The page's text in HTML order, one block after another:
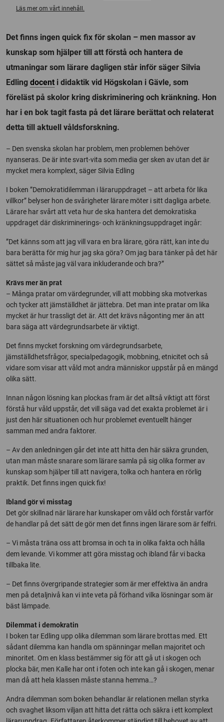
Läs mer om vårt innehåll.
Det finns ingen quick fix för skolan – men massor av
kunskap som hjälper till att förstå och hantera de
utmaningar som lärare dagligen står inför säger Silvia
Edling docent i didaktik vid Högskolan i Gävle, som
föreläst på skolor kring diskriminering och kränkning. Hon
har i en bok tagit fasta på det lärare berättat och relaterat
detta till aktuell våldsforskning.
– Den svenska skolan har problem, men problemen behöver
nyanseras. De är inte svart-vita som media ger sken av utan det är
mycket mera komplext, säger Silvia Edling
I boken ”Demokratidilemman i läraruppdraget – att arbeta för lika
villkor” belyser hon de svårigheter lärare möter i sitt dagliga arbete.
Lärare har svårt att veta hur de ska hantera det demokratiska
uppdraget där diskriminerings- och kränkningsuppdraget ingår:
”Det känns som att jag vill vara en bra lärare, göra rätt, kan inte du
bara berätta för mig hur jag ska göra? Om jag bara tänker på det här
sättet så måste jag väl vara inkluderande och bra?”
Krävs mer än prat
– Många pratar om värdegrunder, vill att mobbing ska motverkas
och tycker att jämställdhet är jättebra. Det man inte pratar om lika
mycket är hur trassligt det är. Att det krävs någonting mer än att
bara säga att värdegrundsarbete är viktigt.
Det finns mycket forskning om värdegrundsarbete,
jämställdhetsfrågor, specialpedagogik, mobbning, etnicitet och så
vidare som visar att våld mot andra människor uppstår på en mängd
olika sätt.
Innan någon lösning kan plockas fram är det alltså viktigt att först
förstå hur våld uppstår, det vill säga vad det exakta problemet är i
just den här situationen och hur problemet eventuellt hänger
samman med andra faktorer.
– Av den anledningen går det inte att hitta den här säkra grunden,
utan man måste snarare som lärare samla på sig olika former av
kunskap som hjälper till att navigera, tolka och hantera en rörlig
praktik. Det finns ingen quick fix!
Ibland gör vi misstag
Det gör skillnad när lärare har kunskaper om våld och förstår varför
de handlar på det sätt de gör men det finns ingen lärare som är felfri.
– Vi måsta träna oss att bromsa in och ta in olika fakta och hålla
dem levande. Vi kommer att göra misstag och ibland får vi backa
tillbaka lite.
– Det finns övergripande strategier som är mer effektiva än andra
men på detaljnivå kan vi inte veta på förhand vilka lösningar som är
bäst lämpade.
Dilemmat i demokratin
I boken tar Edling upp olika dilemman som lärare brottas med. Ett
sådant dilemma kan handla om spänningar mellan majoritet och
minoritet. Om en klass bestämmer sig för att gå ut i skogen och
plocka bär, men Kalle har ont i foten och inte kan gå i skogen, menar
man då att hela klassen måste stanna hemma…?
Andra dilemman som boken behandlar är relationen mellan styrka
och svaghet liksom viljan att hitta det rätta och säkra i ett komplext